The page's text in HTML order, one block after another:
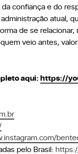
confiança e do
atual,
de se
veio antes,
aqui: https://
pelo Brasil: